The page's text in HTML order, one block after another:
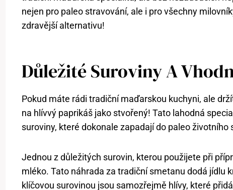
nejen pro paleo stravování, ale i pro všechny
zdravější alternativu!
Důležité Suroviny A
Pokud máte rádi tradiční maďarskou kuchyni, ale
na hlívvý paprikáš jako stvořený! Tato lahodná
suroviny, které dokonale zapadají do paleo životního
Jednou z důležitých surovin, kterou použijete při
mléko. Tato náhrada za tradiční smetanu dodá jídlu
klíčovou surovinou jsou samozřejmě hlívy, které